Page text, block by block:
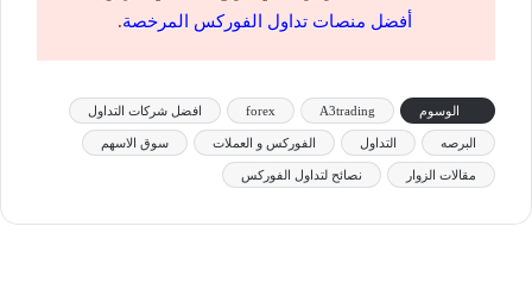
أفضل منصات تداول الفوركس المرخصة.
الوسوم A3trading
forex افضل شركات التداول
البرصه التداول الفوركس و العملات سوق الاسهم
مقالات الزوار نصائح لتداول الفوركس